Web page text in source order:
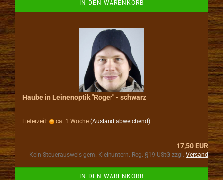
IN DEN WARENKORB
Haube in Leinenoptik "Roger" - schwarz
Lieferzeit: ca. 1 Woche (Ausland abweichend)
17,50 EUR
Kein Steuerausweis gem. Kleinuntern.-Reg. §19 UStG zzgl. Versand
IN DEN WARENKORB